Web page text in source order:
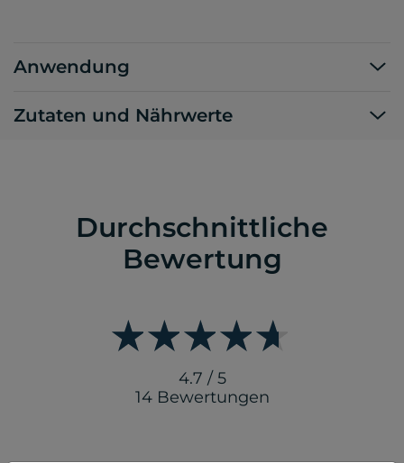
Anwendung
Zutaten und Nährwerte
Durchschnittliche
Bewertung
4.7 / 5
14 Bewertungen